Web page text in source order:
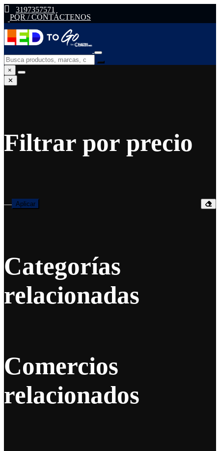
3197357571
PQR / CONTÁCTENOS
×
✕
Filtrar por precio
— Aplicar
Categorías
relacionadas
Comercios
relacionados